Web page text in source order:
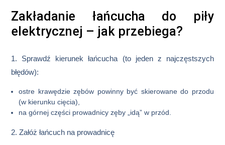
Zakładanie łańcucha do piły
elektrycznej – jak przebiega?
1. Sprawdź kierunek łańcucha (to jeden z najczęstszych
błędów):
ostre krawędzie zębów powinny być skierowanedo przodu
(w kierunku cięcia)
na górnej części prowadnicy zęby „idą” w przód.
2. Załóż łańcuch na prowadnicę